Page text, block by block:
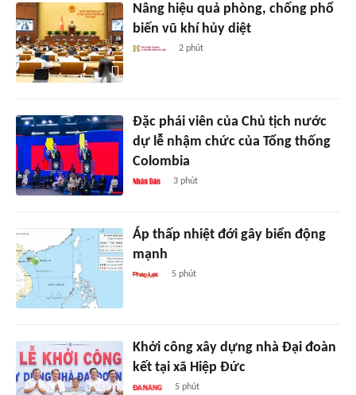
Nâng hiệu quả phòng, chống phổ
biến vũ khí hủy diệt
2 phút
Đặc phái viên của Chủ tịch nước
dự lễ nhậm chức của Tổng thống
Colombia
3 phút
Áp thấp nhiệt đới gây biển động
mạnh
5 phút
Khởi công xây dựng nhà Đại đoàn
kết tại xã Hiệp Đức
5 phút